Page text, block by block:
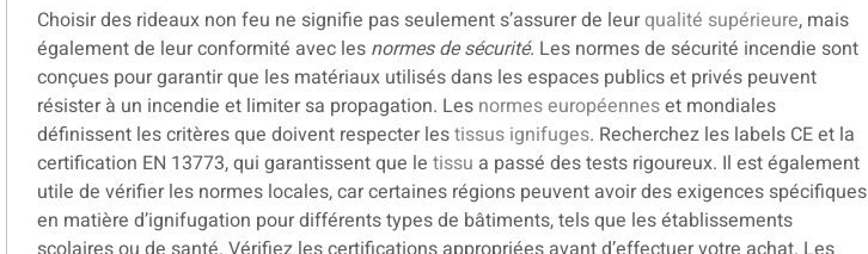
Choisir des rideaux non feu ne signifie pas seulement s’assurer de leurqualité supérieure, mais
également de leur conformité avec les normes de sécurité. Les normes de sécurité incendie sont
conçues pour garantir que les matériaux utilisés dans les espaces publics et privés peuvent
résister à un incendie et limiter sa propagation. Les normes européenneset mondiales
définissent les critères que doivent respecter lestissus ignifuges. Recherchez les labels CE et la
certification EN 13773, qui garantissent que le tissu a passé des tests rigoureux. Il est également
utile de vérifier les normes locales, car certaines régions peuvent avoir des exigences spécifiques
en matière d’ignifugation pour différents types de bâtiments, tels que les établissements